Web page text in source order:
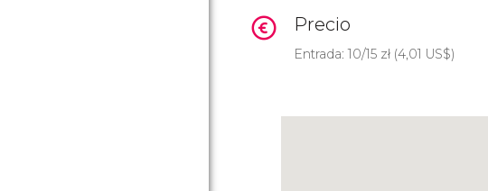
Precio
Entrada: 10/15 zł (4,01 US$)